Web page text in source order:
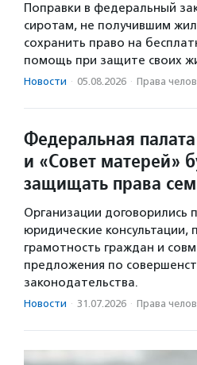
Поправки в федеральный
сиротам, не получившим
сохранить право на
помощь при защите своих
Новости · 05.08.2026 · Права
Федеральная
и «Совет матерей»
защищать права
Организации договорились
юридические
грамотность граждан и
предложения по
законодательства.
Новости · 31.07.2026 · Права